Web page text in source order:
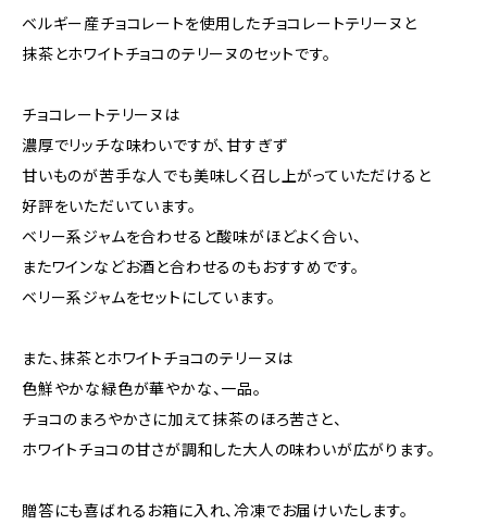
ベルギー産チョコレートを使用したチョコレートテリーヌと
抹茶とホワイトチョコのテリーヌのセットです。
チョコレートテリーヌは
濃厚でリッチな味わいですが、甘すぎず
甘いものが苦手な人でも美味しく召し上がっていただけると
好評をいただいています。
ベリー系ジャムを合わせると酸味がほどよく合い、
またワインなどお酒と合わせるのもおすすめです。
ベリー系ジャムをセットにしています。
また、抹茶とホワイトチョコのテリーヌは
色鮮やかな緑色が華やかな、一品。
チョコのまろやかさに加えて抹茶のほろ苦さと、
ホワイトチョコの甘さが調和した大人の味わいが広がります。
贈答にも喜ばれるお箱に入れ、冷凍でお届けいたします。